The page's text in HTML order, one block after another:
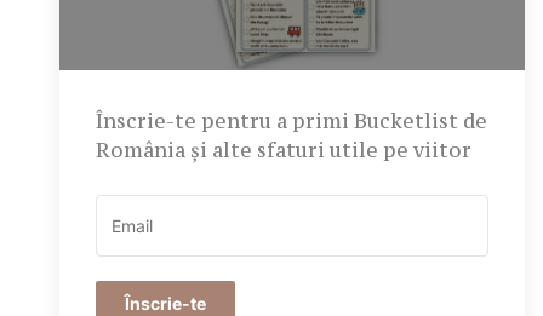
Înscrie-te pentru a primi Bucketlist de
România și alte sfaturi utile pe viitor
Înscrie-te